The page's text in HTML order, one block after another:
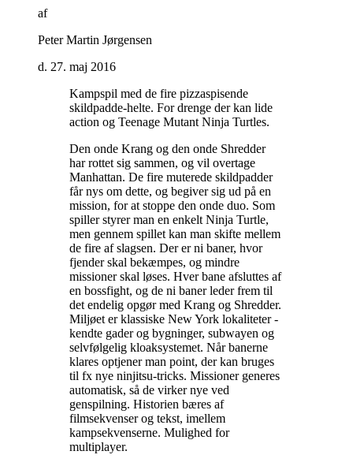
af
Peter Martin Jørgensen
d. 27. maj 2016
Kampspil med de fire pizzaspisende
skildpadde-helte. For drenge der kan lide
action og Teenage Mutant Ninja Turtles.
Den onde Krang og den onde Shredder
har rottet sig sammen, og vil overtage
Manhattan. De fire muterede skildpadder
får nys om dette, og begiver sig ud på en
mission, for at stoppe den onde duo. Som
spiller styrer man en enkelt Ninja Turtle,
men gennem spillet kan man skifte mellem
de fire af slagsen. Der er ni baner, hvor
fjender skal bekæmpes, og mindre
missioner skal løses. Hver bane afsluttes af
en bossfight, og de ni baner leder frem til
det endelig opgør med Krang og Shredder.
Miljøet er klassiske New York lokaliteter -
kendte gader og bygninger, subwayen og
selvfølgelig kloaksystemet. Når banerne
klares optjener man point, der kan bruges
til fx nye ninjitsu-tricks. Missioner generes
automatisk, så de virker nye ved
genspilning. Historien bæres af
filmsekvenser og tekst, imellem
kampsekvenserne. Mulighed for
multiplayer.